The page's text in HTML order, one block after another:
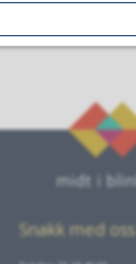
Snakk med oss